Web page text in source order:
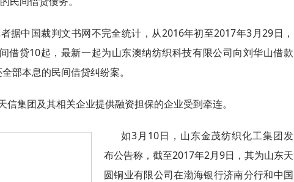
据中国裁判文书网不完全统计，从2016年初至2017年3月29日，
借贷10起，最新一起为山东澳纳纺织科技有限公司向刘华山借款
部本息的民间借贷纠纷案。
信集团及其相关企业提供融资担保的企业受到牵连。
如3月10日，山东金茂纺织化工集团发
布公告称，截至2017年2月9日，其为山东天
圆铜业有限公司在渤海银行济南分行和中国